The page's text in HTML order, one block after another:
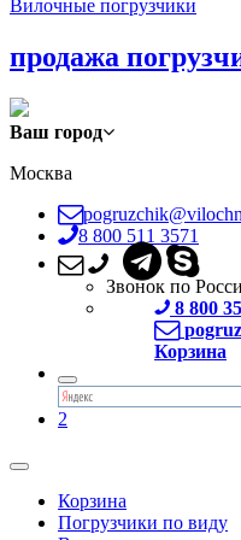
Вилочные погрузчики
продажа
Ваш город
Москва
8 800 511 3571
Звонок по
8 800
Корзина
2
Корзина
Погрузчики по виду